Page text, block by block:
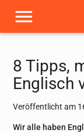
8 Tipps,
Englisch
Veröffentlicht am
Wir alle haben